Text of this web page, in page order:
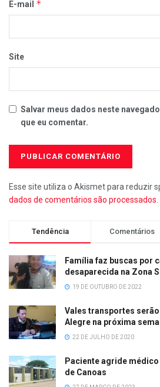
E-mail *
Site
Salvar meus dados neste
que eu comentar.
Esse site utiliza o Akismet para reduzir
dados de comentários são processados
Tendência Comentários
Família faz buscas por
desaparecida na Zona
19 DE OUTUBRO DE 2022
Vales transportes
Alegre na próxima
22 DE JULHO DE 2020
Paciente agride
de Canoas